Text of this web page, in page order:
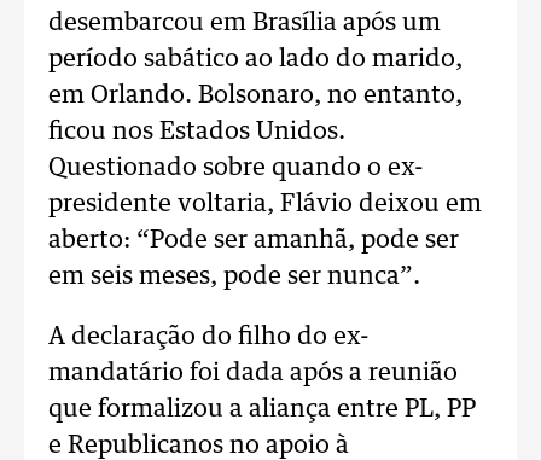
desembarcou em Brasília após um
período sabático ao lado do marido,
em Orlando. Bolsonaro, no entanto,
ficou nos Estados Unidos.
Questionado sobre quando o ex-
presidente voltaria, Flávio deixou em
aberto: “Pode ser amanhã, pode ser
em seis meses, pode ser nunca”.
A declaração do filho do ex-
mandatário foi dada após a reunião
que formalizou a aliança entre PL, PP
e Republicanos no apoio à